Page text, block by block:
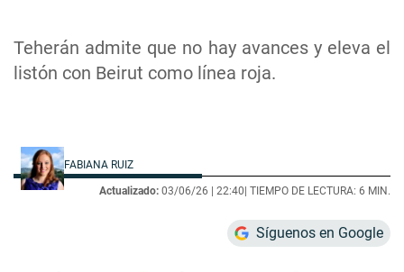
Teherán admite que no hay avances y eleva el
listón con Beirut como línea roja.
FABIANA RUIZ
Actualizado: 03/06/26 | 22:40 | TIEMPO DE LECTURA: 6 MIN.
Síguenos en Google